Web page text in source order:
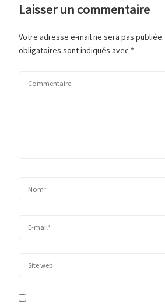
Laisser un commentaire
Votre adresse e-mail ne sera pas publiée.
obligatoires sont indiqués avec *